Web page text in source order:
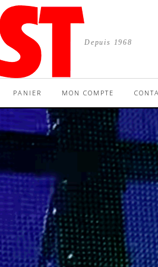
Depuis 1968
PANIER MON COMPTE